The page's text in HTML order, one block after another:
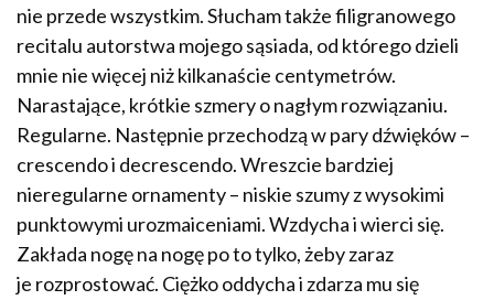
nie przede wszystkim. Słucham także filigranowego
recitalu autorstwa mojego sąsiada, od którego dzieli
mnie nie więcej niż kilkanaście centymetrów.
Narastające, krótkie szmery o nagłym rozwiązaniu.
Regularne. Następnie przechodzą w pary dźwięków –
crescendo i decrescendo. Wreszcie bardziej
nieregularne ornamenty – niskie szumy z wysokimi
punktowymi urozmaiceniami. Wzdycha i wierci się.
Zakłada nogę na nogę po to tylko, żeby zaraz
je rozprostować. Ciężko oddycha i zdarza mu się